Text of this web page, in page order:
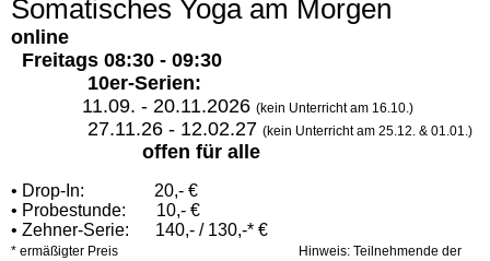
Somatisches Yoga am Morgen
online
Freitags 08:30 - 09:30
10er-Serien:
11.09. - 20.11.2026 (kein Unterricht am 16.10.)
27.11.26 - 12.02.27 (kein Unterricht am 25.12. & 01.01.)
offen für alle
• Drop-In: 20,- €
• Probestunde: 10,- €
• Zehner-Serie: 140,- / 130,-* €
* ermäßigter Preis Hinweis: Teilnehmende der